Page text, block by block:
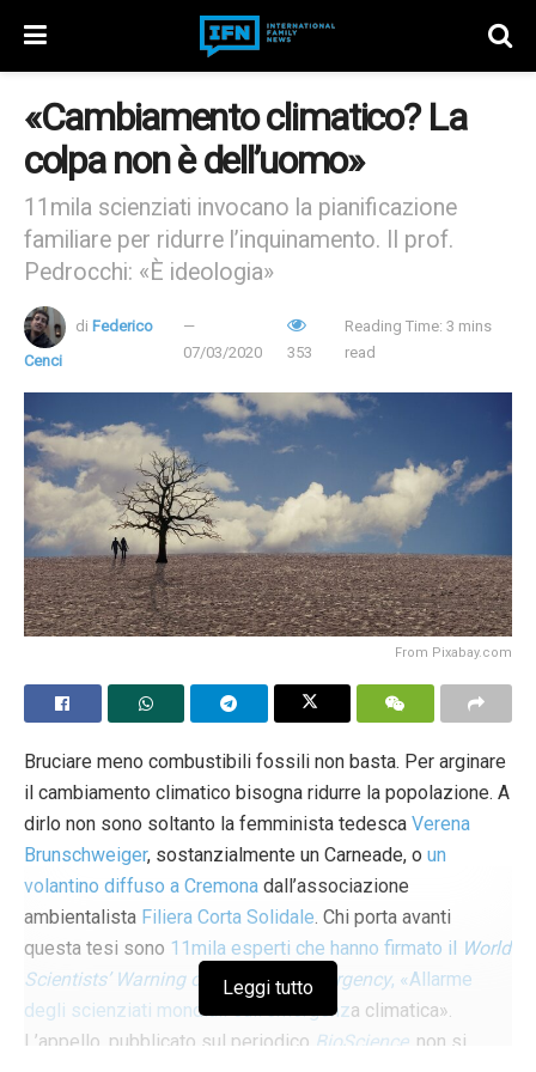
«Cambiamento climatico? La
colpa non è dell’uomo»
11mila scienziati invocano la pianificazione
familiare per ridurre l’inquinamento. Il prof.
Pedrocchi: «È ideologia»
di Federico
Cenci
07/03/2020 353
Reading Time: 3 mins
read
From Pixabay.com
Bruciare meno combustibili fossili non basta. Per arginare
il cambiamento climatico bisogna ridurre la popolazione. A
dirlo non sono soltanto la femminista tedesca Verena
Brunschweiger, sostanzialmente un Carneade, o un
volantino diffuso a Cremona dall’associazione
ambientalista Filiera Corta Solidale . Chi porta avanti
questa tesi sono 11mila esperti che hanno firmato il World
Scientists’ Warning of a Climate Emergency, «Allarme
degli scienziati mondiali sull’emergenza climatica».
L’appello, pubblicato sul periodico BioScience, non si
Leggi tutto